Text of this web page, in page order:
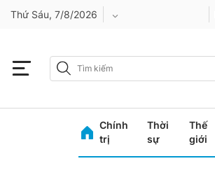
Thứ Sáu, 7/8/2026
Bình Phước
Chính
trị
Thời
sự
Thế
giới